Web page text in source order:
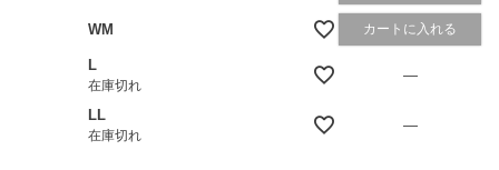
WM カートに入れる
L
在庫切れ
—
LL
在庫切れ
—